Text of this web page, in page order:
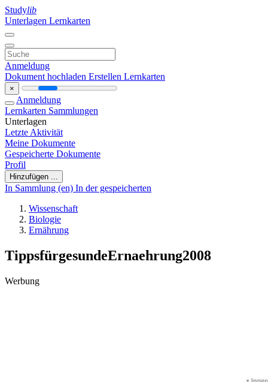
Studylib
Unterlagen Lernkarten
Anmeldung
Dokument hochladen Erstellen Lernkarten
×
Anmeldung
Lernkarten Sammlungen
Unterlagen
Letzte Aktivität
Meine Dokumente
Gespeicherte Dokumente
Profil
Hinzufügen ...
In Sammlung (en) In der gespeicherten
Wissenschaft
Biologie
Ernährung
TippsfürgesundeErnaehrung2008
Werbung